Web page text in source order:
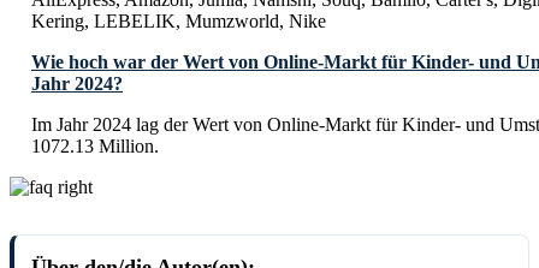
Kering, LEBELIK, Mumzworld, Nike
Wie hoch war der Wert von Online-Markt für Kinder- und
Jahr 2024?
Im Jahr 2024 lag der Wert von Online-Markt für Kinder- und
1072.13 Million.